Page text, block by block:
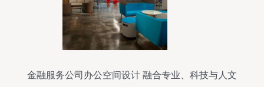
金融服务公司办公空间设计 融合专业、科技与人文